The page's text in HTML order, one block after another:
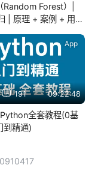
Random Forest）|
| 原理 + 案例 + 用法
191 09:22:48
App
全套教程(0基
到精通)